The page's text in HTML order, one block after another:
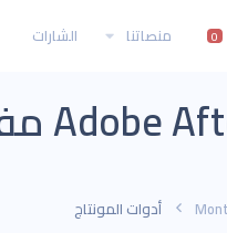
0 منصاتنا الشارات
أدوات المونتاج